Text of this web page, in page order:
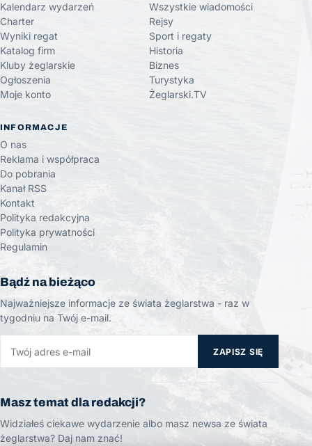
Kalendarz wydarzeń
Charter
Wyniki regat
Katalog firm
Kluby żeglarskie
Ogłoszenia
Moje konto
Wszystkie wiadomości
Rejsy
Sport i regaty
Historia
Biznes
Turystyka
Żeglarski.TV
INFORMACJE
O nas
Reklama i współpraca
Do pobrania
Kanał RSS
Kontakt
Polityka redakcyjna
Polityka prywatności
Regulamin
Bądź na bieżąco
Najważniejsze informacje ze świata żeglarstwa - raz w
tygodniu na Twój e-mail.
ZAPISZ SIĘ
Masz temat dla redakcji?
Widziałeś ciekawe wydarzenie albo masz newsa ze świata
żeglarstwa? Daj nam znać!